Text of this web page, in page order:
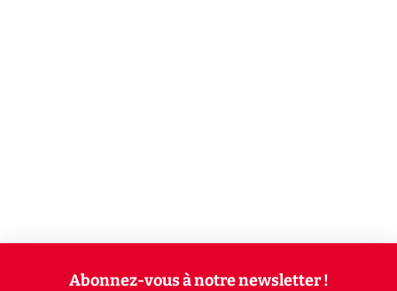
Abonnez-vous à notre newsletter !